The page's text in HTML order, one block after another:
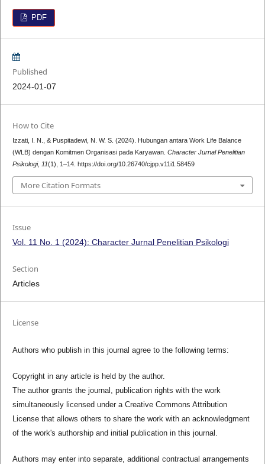
PDF
Published
2024-01-07
How to Cite
Izzati, I. N., & Puspitadewi, N. W. S. (2024). Hubungan antara Work Life Balance
(WLB) dengan Komitmen Organisasi pada Karyawan. Character Jurnal Penelitian
Psikologi, 11(1), 1–14. https://doi.org/10.26740/cjpp.v11i1.58459
More Citation Formats
Issue
Vol. 11 No. 1 (2024): Character Jurnal Penelitian Psikologi
Section
Articles
License
Authors who publish in this journal agree to the following terms:
Copyright in any article is held by the author.
The author grants the journal, publication rights with the work
simultaneously licensed under a Creative Commons Attribution
License that allows others to share the work with an acknowledgment
of the work's authorship and initial publication in this journal.
Authors may enter into separate, additional contractual arrangements